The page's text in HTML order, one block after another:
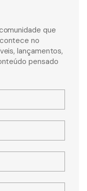
que
no
lançamentos,
pensado